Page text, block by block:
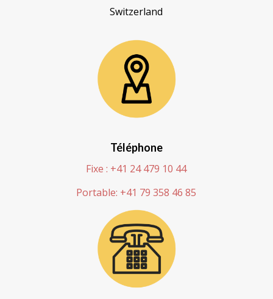
Switzerland
Téléphone
Fixe : +41 24 479 10 44
Portable: +41 79 358 46 85